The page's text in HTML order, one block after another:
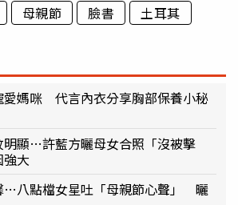
母親節 臉書 土耳其
愛媽咪 代言內衣分享胸部保養小秘
明顯…許藍方曬母女合照「沒被擊
大
…八點檔女星吐「母親節心聲」 曬